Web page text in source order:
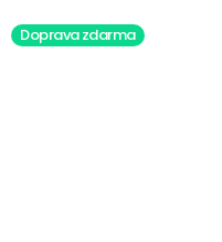
Doprava zdarma